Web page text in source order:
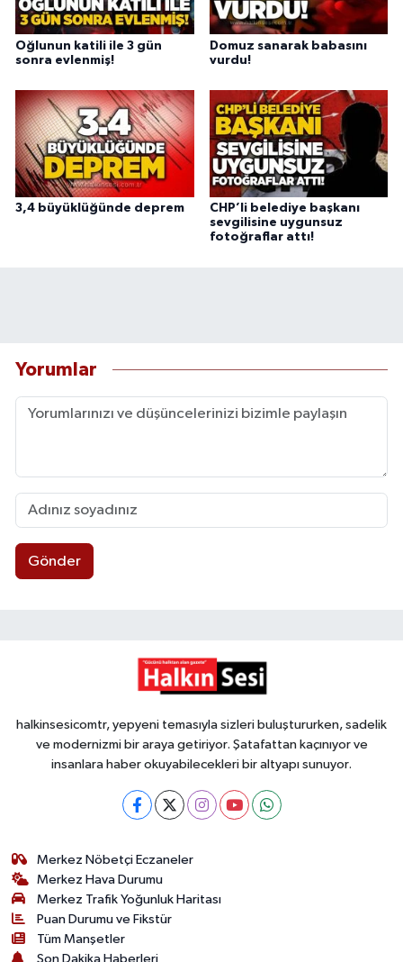
Oğlunun katili ile 3 gün
sonra evlenmiş!
Domuz sanarak babasını
vurdu!
3,4 büyüklüğünde deprem
CHP’li belediye başkanı
sevgilisine uygunsuz
fotoğraflar attı!
Yorumlar
Gönder
halkinsesicomtr, yepyeni temasıyla sizleri buluştururken, sadelik
ve modernizmi bir araya getiriyor. Şatafattan kaçınıyor ve
insanlara haber okuyabilecekleri bir altyapı sunuyor.
Merkez Nöbetçi Eczaneler
Merkez Hava Durumu
Merkez Trafik Yoğunluk Haritası
Puan Durumu ve Fikstür
Tüm Manşetler
Son Dakika Haberleri